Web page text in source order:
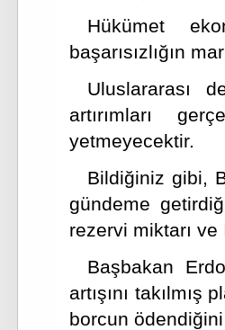
Hükümet
başarısızlığın
Uluslararası
artırımları
yetmeyecektir.
Bildiğiniz gibi,
gündeme
rezervi miktarı
Başbakan
artışını
borcun